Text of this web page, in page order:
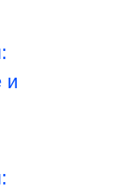
и